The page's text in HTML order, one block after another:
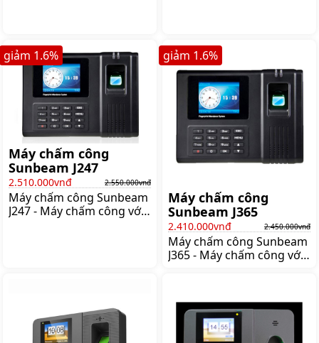
gian làm việc của nhân
viên Đây là một sản phẩm
của công ty Ronald Jack
một trong những thương
hiệu uy tín trong lĩnh vực
máy chấm công Thiết kế
nhỏ gọn Có thiết kế tối
giản với các
Máy chấm công
Sunbeam J247
2.510.000vnđ 2.550.000vnđ
Máy chấm công Sunbeam
J247 - Máy chấm công với
nghiệp có những yêu cầu
chấm công và tính công
khác nhau nên lựa chọn
giảm 1.6%
Máy chấm công
Sunbeam J365
2.410.000vnđ 2.450.000vnđ
Máy chấm công Sunbeam
J365 - Máy chấm công với
đối với các doanh nghiệp
tại Việt Nam hiện nay bởi
tùy theo từng doanh
giảm 1.6%